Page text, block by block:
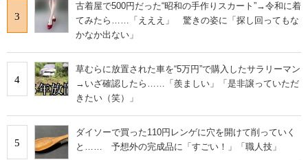
3
古着屋で500円だった“昭和の手作りスカート”→令和に着
てみたら……「えええ」 驚きの姿に「探し回ってもな
かなか出ない」
4
草むらに放置された車を“5万円”で購入したサラリーマン
→いざ確認したら……「羨ましい」「是非譲っていただ
きたい（笑）」
5
ダイソーで買った110円レンゲに穴を開けて削っていく
と…… 予想外の完成品に「すごい！」「職人技」